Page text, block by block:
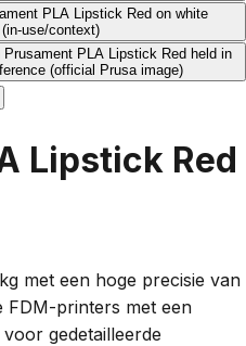
Lipstick Red
met een hoge precisie van
FDM-printers met een
gedetailleerde